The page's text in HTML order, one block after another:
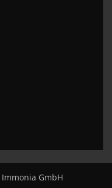
Immonia GmbH